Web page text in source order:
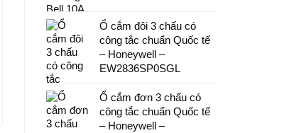
Ổ cắm đôi 3 chấu có
công tắc chuẩn Quốc tế
– Honeywell –
EW2836SP0SGL
Ổ cắm đơn 3 chấu có
công tắc chuẩn Quốc tế
– Honeywell –